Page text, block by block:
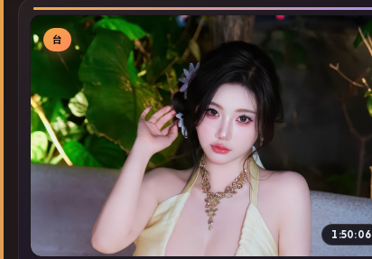
▶
台
1:50:06